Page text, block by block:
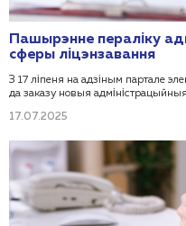
Пашырэнне пераліку
сферы ліцэнзавання
З 17 ліпеня на адзіным партале
да заказу новыя
17.07.2025